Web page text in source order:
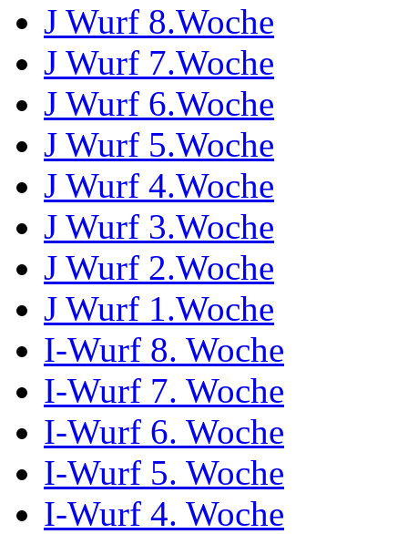
J Wurf 8.Woche
J Wurf 7.Woche
J Wurf 6.Woche
J Wurf 5.Woche
J Wurf 4.Woche
J Wurf 3.Woche
J Wurf 2.Woche
J Wurf 1.Woche
I-Wurf 8. Woche
I-Wurf 7. Woche
I-Wurf 6. Woche
I-Wurf 5. Woche
I-Wurf 4. Woche